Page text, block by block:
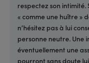
respectez son
« comme une huître »
n’hésitez pas à lui
personne neutre. Une
éventuellement une
pourront sans doute